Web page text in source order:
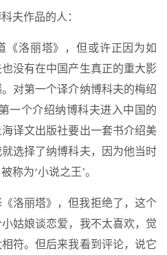
夫作品的人：
《洛丽塔》，但或许正因为如
没有在中国产生真正的重大影
对第一个译介纳博科夫的梅绍
个介绍纳博科夫进入中国的
译文出版社要出一套书介绍美
选择了纳博科夫，因为他当时
称为‘小说之王’。
洛丽塔》，但我拒绝了，这个
姑娘谈恋爱，我不太喜欢，觉
符。但后来我看到评论，说它